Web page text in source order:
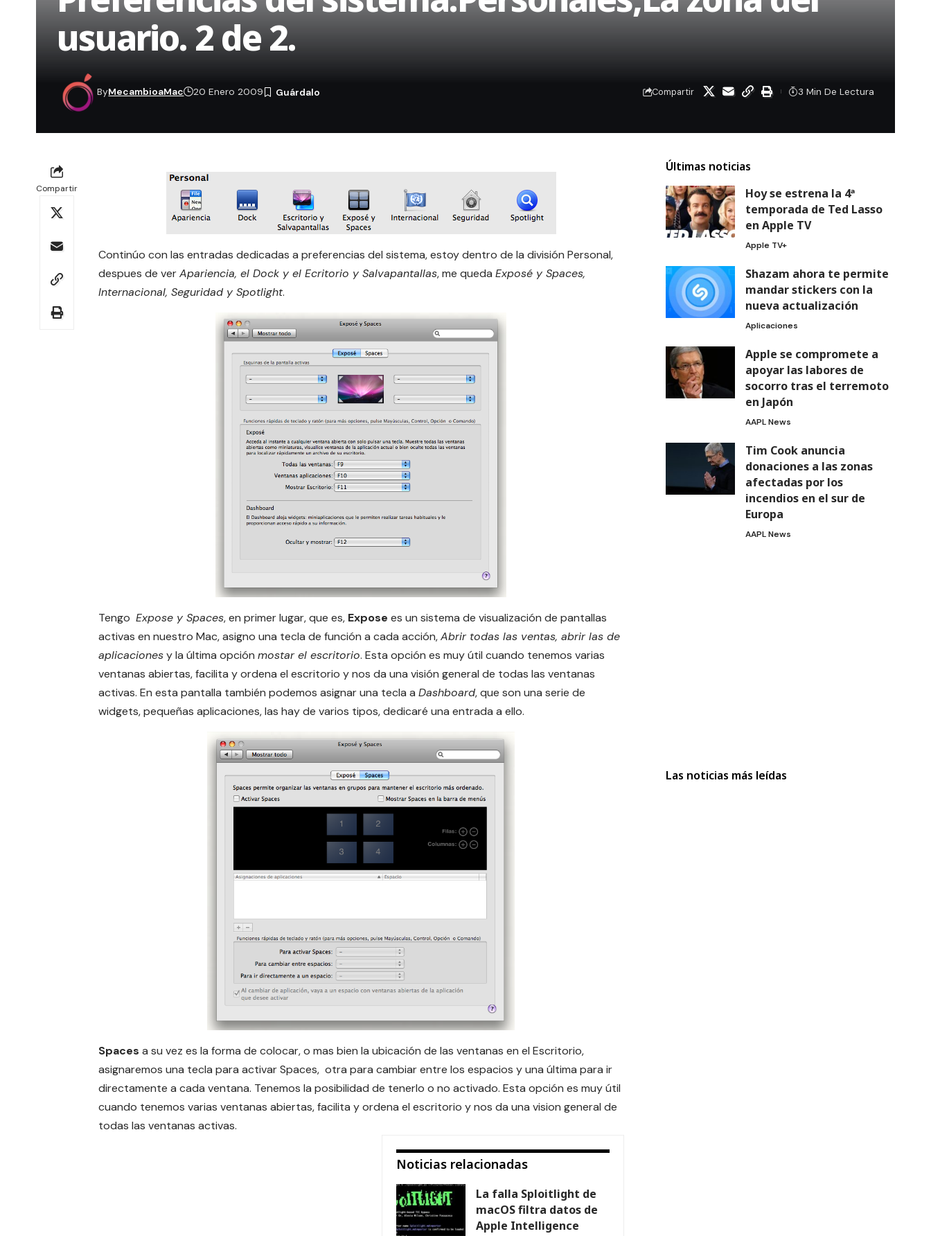
usuario. 2 de 2.
ByMecambioaMac 20 Enero 2009 Compartir 3 Min De Lectura
Compartir
Continúo con las entradas dedicadas a preferencias del sistema, estoy dentro de la división Personal,
despues de verApariencia, el Dock y el Ecritorio y Salvapantallas, me queda Exposé y Spaces,
Internacional, Seguridad y Spotlight.
Tengo Expose y Spaces, en primer lugar, que es, Expose es un sistema de visualización de pantallas
activas en nuestro Mac, asigno una tecla de función a cada acción,Abrir todas las ventas, abrir las de
aplicacionesy la última opción mostar el escritorio. Esta opción es muy útil cuando tenemos varias
ventanas abiertas, facilita y ordena el escritorio y nos da una visión general de todas las ventanas
activas. En esta pantalla también podemos asignar una tecla a Dashboard, que son una serie de
widgets, pequeñas aplicaciones, las hay de varios tipos, dedicaré una entrada a ello.
Spaces a su vez es la forma de colocar, o mas bien la ubicación de las ventanas en el Escritorio,
asignaremos una tecla para activar Spaces, otra para cambiar entre los espacios y una última para ir
directamente a cada ventana. Tenemos la posibilidad de tenerlo o no activado. Esta opción es muy útil
cuando tenemos varias ventanas abiertas, facilita y ordena el escritorio y nos da una vision general de
todas las ventanas activas.
Noticias relacionadas
La falla Sploitlight de
macOS filtra datos de
Apple Intelligence
Últimas noticias
Hoy se estrena la 4ª
temporada de Ted Lasso
en Apple TV
Apple TV+
Shazam ahora te permite
mandar stickers con la
nueva actualización
Aplicaciones
Apple se compromete a
apoyar las labores de
socorro tras el terremoto
en Japón
AAPL News
Tim Cook anuncia
donaciones a las zonas
afectadas por los
incendios en el sur de
Europa
AAPL News
Las noticias más leídas